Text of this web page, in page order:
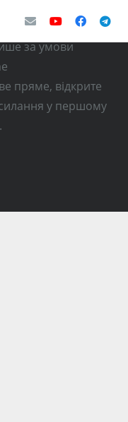
видання
за умови
пряме, відкрите
у першому